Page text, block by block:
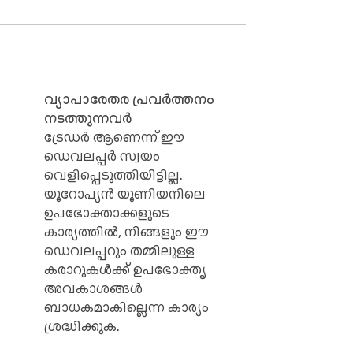
വ്യാപാരേതര പ്രവർത്തനം
നടത്തുന്നവർ
ട്രേഡർ ആണെന്ന് ഈ
ഡെവലപ്പർ സ്വയം
വെളിപ്പെടുത്തിയിട്ടില്ല.
യൂറോപ്യൻ യൂണിയനിലെ
ഉപഭോക്താക്കളുടെ
കാര്യത്തിൽ, നിങ്ങളും ഈ
ഡെവലപ്പറും തമ്മിലുള്ള
കരാറുകൾക്ക് ഉപഭോക്തൃ
അവകാശങ്ങൾ
ബാധകമാകില്ലെന്ന കാര്യം
ശ്രദ്ധിക്കുക.